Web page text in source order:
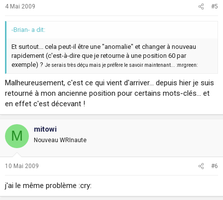
4 Mai 2009 #5
-Brian- a dit:
Et surtout... cela peut-il être une "anomalie" et changer à nouveau
rapidement (c'est-à-dire que je retourne à une position 60 par
exemple) ? Je serais très déçu mais je préfère le savoir maintenant... :mrgreen:
Malheureusement, c'est ce qui vient d'arriver... depuis hier je suis
retourné à mon ancienne position pour certains mots-clés... et
en effet c'est décevant !
M mitowi
Nouveau WRInaute
10 Mai 2009 #6
j'ai le même problème :cry: